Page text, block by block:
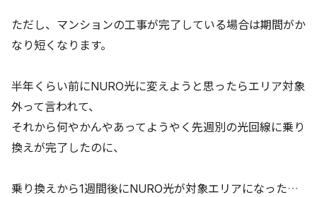
ただし、マンションの工事が完了している場合は期間がか
なり短くなります。
半年くらい前にNURO光に変えようと思ったらエリア対象
外って言われて、
それから何やかんやあってようやく先週別の光回線に乗り
換えが完了したのに、
乗り換えから1週間後にNURO光が対象エリアになった…